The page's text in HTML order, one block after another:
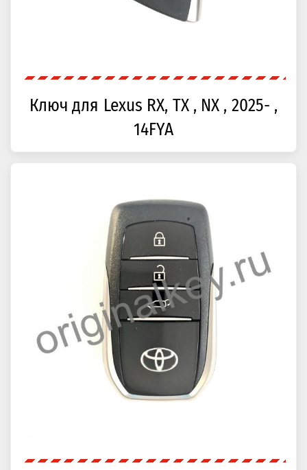
Ключ для Lexus RX, TX , NX , 2025- ,
14FYA